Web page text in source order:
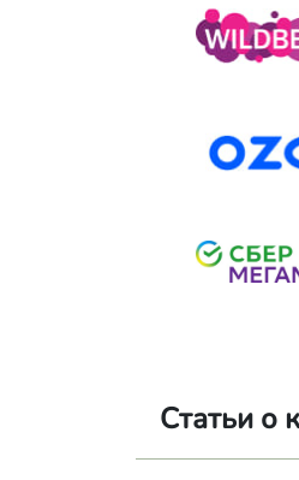
Статьи о